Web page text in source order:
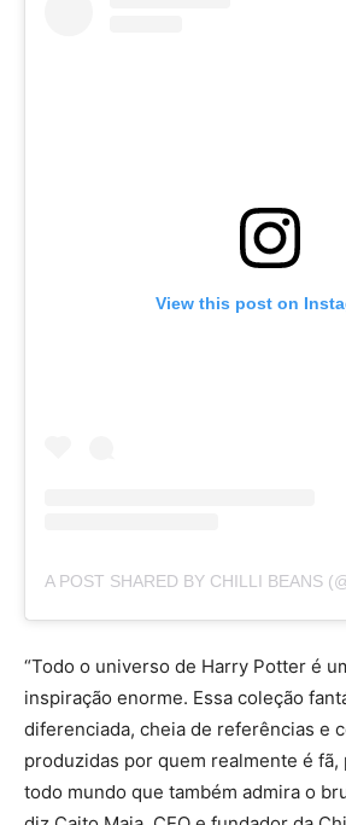
View this post on
“Todo o universo de Harry Potter é
inspiração enorme. Essa coleção
diferenciada, cheia de referências e
produzidas por quem realmente é
todo mundo que também admira o